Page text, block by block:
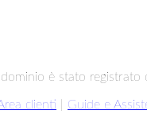
è stato registrato
clienti Guide e